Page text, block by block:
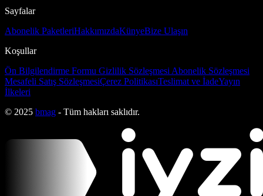
Sayfalar
Abonelik PaketleriHakkımızdaKünyeBize Ulaşın
Koşullar
Ön Bilgilendirme Formu Gizlilik Sözleşmesi Abonelik Sözleşmesi
Mesafeli Satış SözleşmesiÇerez PolitikasıTeslimat ve İadeYayın
İlkeleri
© 2025 bmag - Tüm hakları saklıdır.